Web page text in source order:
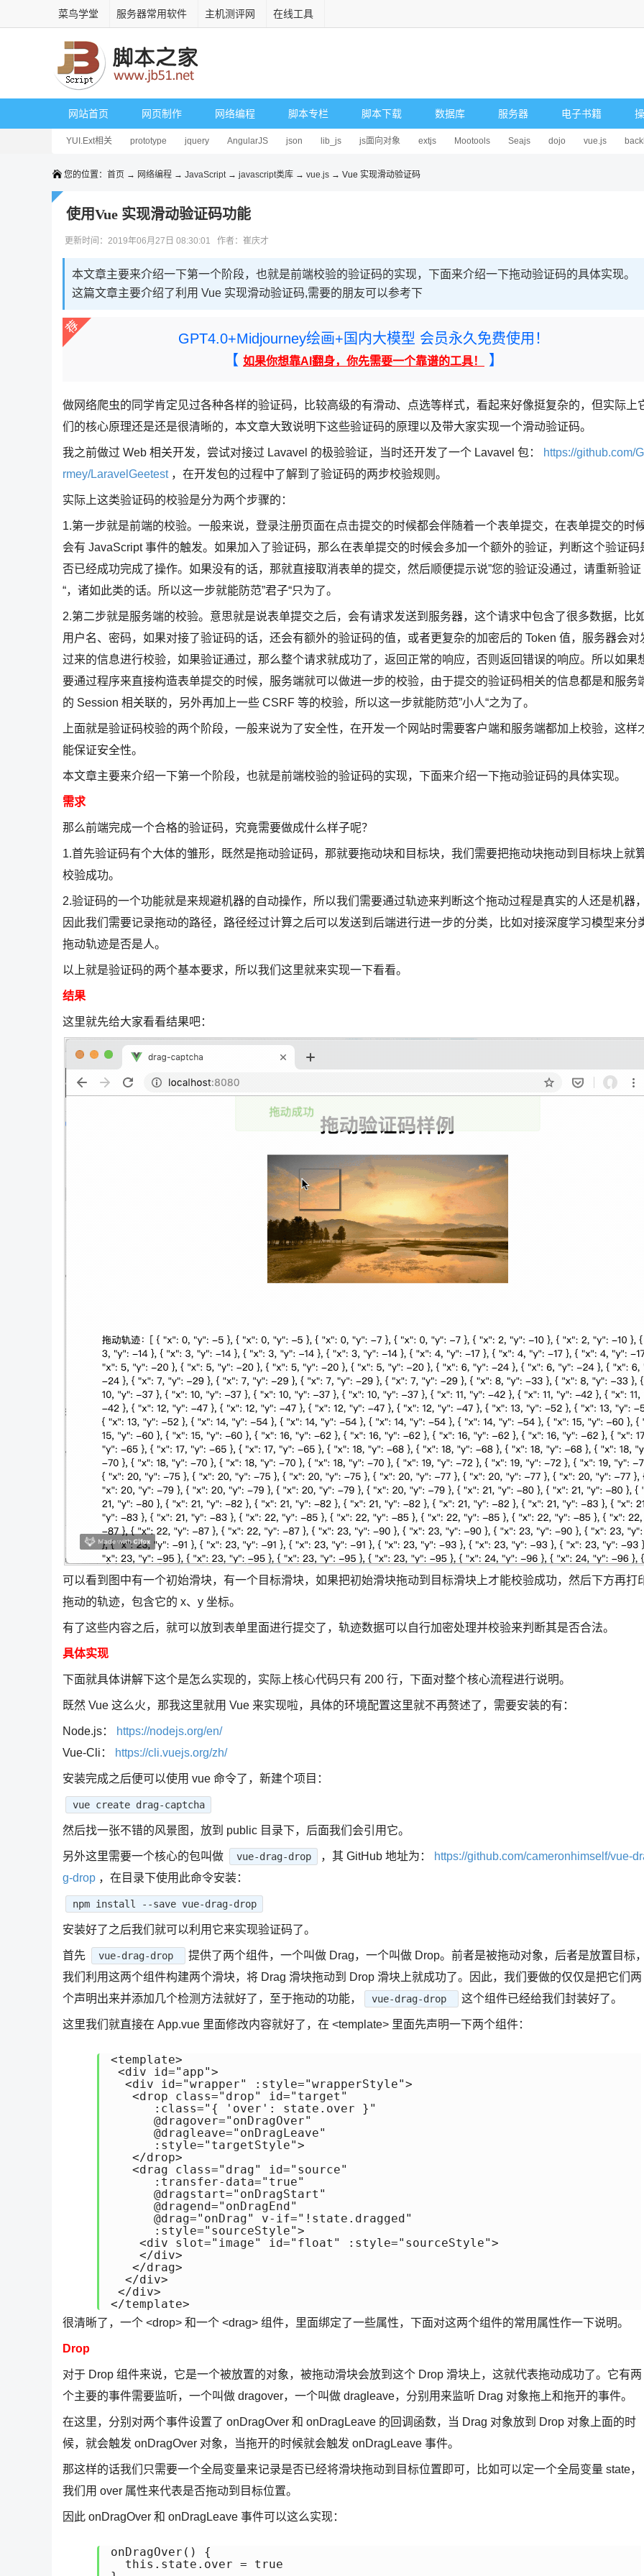
菜鸟学堂 服务器常用软件 主机测评网 在线工具
网站首页 网页制作 网络编程 脚本专栏 脚本下载 数据库 服务器 电子书籍
YUI.Ext相关 prototype jquery AngularJS json lib_js js面向对象 extjs Mootools Seajs dojo vue.js
您的位置： 首页 → 网络编程 → JavaScript→ javascript类库 → vue.js → Vue 实现滑动验证码
使用Vue 实现滑动验证码功能
更新时间：2019年06月27日 08:30:01 作者：崔庆才
本文章主要来介绍一下第一个阶段，也就是前端校验的验证码的实现，下面来介绍一下拖动验证码的具体实现。
这篇文章主要介绍了利用 Vue 实现滑动验证码,需要的朋友可以参考下
GPT4.0+Midjourney绘画+国内大模型 会员永久免费使用！
【 如果你想靠AI翻身，你先需要一个靠谱的工具！ 】
做网络爬虫的同学肯定见过各种各样的验证码，比较高级的有滑动、点选等样式，看起来好像挺复杂的，但实际上
们的核心原理还是还是很清晰的，本文章大致说明下这些验证码的原理以及带大家实现一个滑动验证码。
我之前做过 Web 相关开发，尝试对接过 Lavavel 的极验验证，当时还开发了一个 Lavavel 包：
https://github.com/
rmey/LaravelGeetest，在开发包的过程中了解到了验证码的两步校验规则。
实际上这类验证码的校验是分为两个步骤的：
1.第一步就是前端的校验。一般来说，登录注册页面在点击提交的时候都会伴随着一个表单提交，在表单提交的时
会有 JavaScript 事件的触发。如果加入了验证码，那么在表单提交的时候会多加一个额外的验证，判断这个验证码
否已经成功完成了操作。如果没有的话，那就直接取消表单的提交，然后顺便提示说”您的验证没通过，请重新验证
“，诸如此类的话。所以这一步就能防范”君子“只为了。
2.第二步就是服务端的校验。意思就是说表单提交之后，会有请求发送到服务器，这个请求中包含了很多数据，比
用户名、密码，如果对接了验证码的话，还会有额外的验证码的值，或者更复杂的加密后的 Token 值，服务器会对
过来的信息进行校验，如果验证通过，那么整个请求就成功了，返回正常的响应，否则返回错误的响应。所以如果
要通过程序来直接构造表单提交的时候，服务端就可以做进一步的校验，由于提交的验证码相关的信息都是和服务
的 Session 相关联的，另外再加上一些 CSRF 等的校验，所以这一步就能防范”小人“之为了。
上面就是验证码校验的两个阶段，一般来说为了安全性，在开发一个网站时需要客户端和服务端都加上校验，这样
能保证安全性。
本文章主要来介绍一下第一个阶段，也就是前端校验的验证码的实现，下面来介绍一下拖动验证码的具体实现。
需求
那么前端完成一个合格的验证码，究竟需要做成什么样子呢？
1.首先验证码有个大体的雏形，既然是拖动验证码，那就要拖动块和目标块，我们需要把拖动块拖动到目标块上就
校验成功。
2.验证码的一个功能就是来规避机器的自动操作，所以我们需要通过轨迹来判断这个拖动过程是真实的人还是机器
因此我们需要记录拖动的路径，路径经过计算之后可以发送到后端进行进一步的分类，比如对接深度学习模型来分
拖动轨迹是否是人。
以上就是验证码的两个基本要求，所以我们这里就来实现一下看看。
结果
这里就先给大家看看结果吧：
可以看到图中有一个初始滑块，有一个目标滑块，如果把初始滑块拖动到目标滑块上才能校验成功，然后下方再打
拖动的轨迹，包含它的 x、y 坐标。
有了这些内容之后，就可以放到表单里面进行提交了，轨迹数据可以自行加密处理并校验来判断其是否合法。
具体实现
下面就具体讲解下这个是怎么实现的，实际上核心代码只有 200 行，下面对整个核心流程进行说明。
既然 Vue 这么火，那我这里就用 Vue 来实现啦，具体的环境配置这里就不再赘述了，需要安装的有：
Node.js：
https://nodejs.org/en/
Vue-Cli：
https://cli.vuejs.org/zh/
安装完成之后便可以使用 vue 命令了，新建个项目：
vue create drag-captcha
然后找一张不错的风景图，放到 public 目录下，后面我们会引用它。
另外这里需要一个核心的包叫做 vue-drag-drop ，其 GitHub 地址为：
https://github.com/cameronhimself/vue-
g-drop ，在目录下使用此命令安装：
npm install --save vue-drag-drop
安装好了之后我们就可以利用它来实现验证码了。
首先 vue-drag-drop
提供了两个组件，一个叫做 Drag，一个叫做 Drop。前者是被拖动对象，后者是放置目标
我们利用这两个组件构建两个滑块，将 Drag 滑块拖动到 Drop 滑块上就成功了。因此，我们要做的仅仅是把它们两
个声明出来并添加几个检测方法就好了，至于拖动的功能，
vue-drag-drop 这个组件已经给我们封装好了。
这里我们就直接在 App.vue 里面修改内容就好了，在 <template> 里面先声明一下两个组件：
<template>
<div id="app">
  <div id="wrapper" :style="wrapperStyle">
   <drop class="drop" id="target"
      :class="{ 'over': state.over }"
      @dragover="onDragOver"
      @dragleave="onDragLeave"
      :style="targetStyle">
   </drop>
   <drag class="drag" id="source"
      :transfer-data="true"
      @dragstart="onDragStart"
      @dragend="onDragEnd"
      @drag="onDrag" v-if="!state.dragged"
      :style="sourceStyle">
    <div slot="image" id="float" :style="sourceStyle">
    </div>
   </drag>
  </div>
</div>
</template>
很清晰了，一个 <drop> 和一个 <drag> 组件，里面绑定了一些属性，下面对这两个组件的常用属性作一下说明。
Drop
对于 Drop 组件来说，它是一个被放置的对象，被拖动滑块会放到这个 Drop 滑块上，这就代表拖动成功了。它有两
个主要的事件需要监听，一个叫做 dragover，一个叫做 dragleave，分别用来监听 Drag 对象拖上和拖开的事件。
在这里，分别对两个事件设置了 onDragOver 和 onDragLeave 的回调函数，当 Drag 对象放到 Drop 对象上面的时
候，就会触发 onDragOver 对象，当拖开的时候就会触发 onDragLeave 事件。
那这样的话我们只需要一个全局变量来记录是否已经将滑块拖动到目标位置即可，比如可以定一个全局变量 state，
我们用 over 属性来代表是否拖动到目标位置。
因此 onDragOver 和 onDragLeave 事件可以这么实现：
onDragOver() {
  this.state.over = true